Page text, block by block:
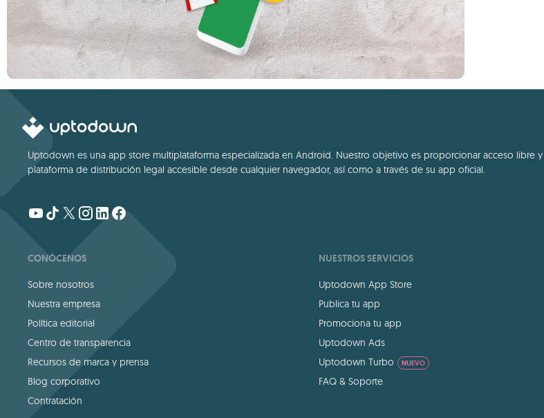
Uptodown es una app store multiplataforma especializada en Android. Nuestro objetivo es proporcionar acceso libre
plataforma de distribución legal accesible desde cualquier navegador, así como a través de su app oficial.
CONÓCENOS
Sobre nosotros
Nuestra empresa
Política editorial
Centro de transparencia
Recursos de marca y prensa
Blog corporativo
Contratación
NUESTROS SERVICIOS
Uptodown App Store
Publica tu app
Promociona tu app
Uptodown Ads
Uptodown Turbo
NUEVO
FAQ & Soporte